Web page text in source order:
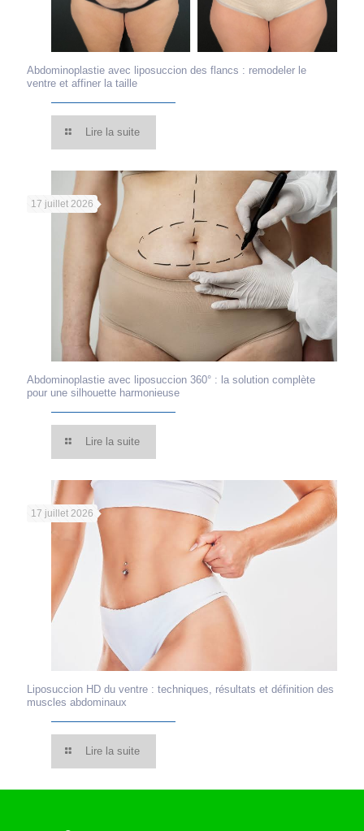
Abdominoplastie avec liposuccion des flancs : remodeler le
ventre et affiner la taille
Lire la suite
17 juillet 2026
Abdominoplastie avec liposuccion 360° : la solution complète
pour une silhouette harmonieuse
Lire la suite
17 juillet 2026
Liposuccion HD du ventre : techniques, résultats et définition des
muscles abdominaux
Lire la suite